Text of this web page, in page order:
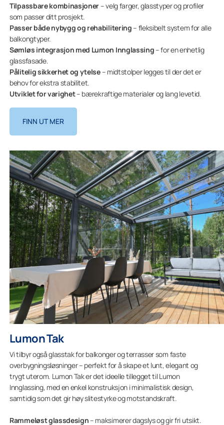
Tilpassbare kombinasjoner– velg farger, glasstyper og profiler
som passer ditt prosjekt.
Passer både nybygg og rehabilitering– fleksibelt system for alle
balkongtyper.
Sømløs integrasjon med Lumon Innglassing– for en enhetlig
glassfasade.
Pålitelig sikkerhet og ytelse– midtstolper legges til der det er
behov for ekstra stabilitet.
Utviklet for varighet– bærekraftige materialer og lang levetid.
FINN UT MER
Lumon Tak
Vi tilbyr også glasstak for balkonger og terrasser som faste
overbygningsløsninger – perfekt for å skape et lunt, elegant og
trygt uterom. Lumon Tak er det ideelle tillegget til Lumon
Innglassing, med en enkel konstruksjon i minimalistisk design,
samtidig som det gir høy slitestyrke og motstandskraft.
Rammeløst glassdesign– maksimerer dagslys og gir fri utsikt.